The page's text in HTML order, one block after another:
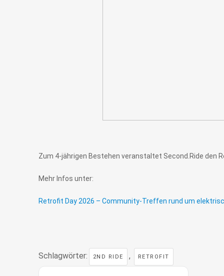
Zum 4-jährigen Bestehen veranstaltet Second.Ride den
Mehr Infos unter:
Retrofit Day 2026 – Community-Treffen rund um
Schlagwörter: 2ND RIDE , RETROFIT